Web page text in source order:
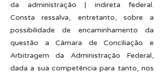
da administração | indireta federal.
Consta ressalva, entretanto, sobre a
possibilidade de encaminhamento da
questão a Câmara de Conciliação e
Arbitragem da Administração Federal,
dada a sua competência para tanto, nos